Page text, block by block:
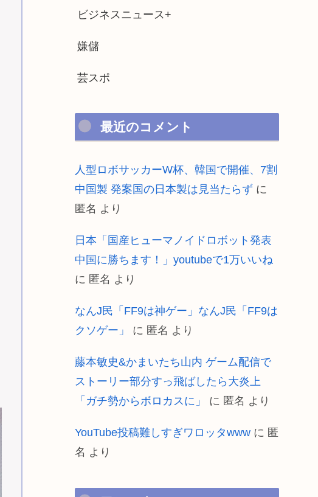
ビジネスニュース+
嫌儲
芸スポ
最近のコメント
人型ロボサッカーW杯、韓国で開催、7割
中国製 発案国の日本製は見当たらず に
匿名 より
日本「国産ヒューマノイドロボット発表
中国に勝ちます！」youtubeで1万いいね
に 匿名 より
なんJ民「FF9は神ゲー」なんJ民「FF9は
クソゲー」
に 匿名 より
藤本敏史&かまいたち山内 ゲーム配信で
ストーリー部分すっ飛ばしたら大炎上
「ガチ勢からボロカスに」
に 匿名 より
YouTube投稿難しすぎワロッタwww に 匿
名 より